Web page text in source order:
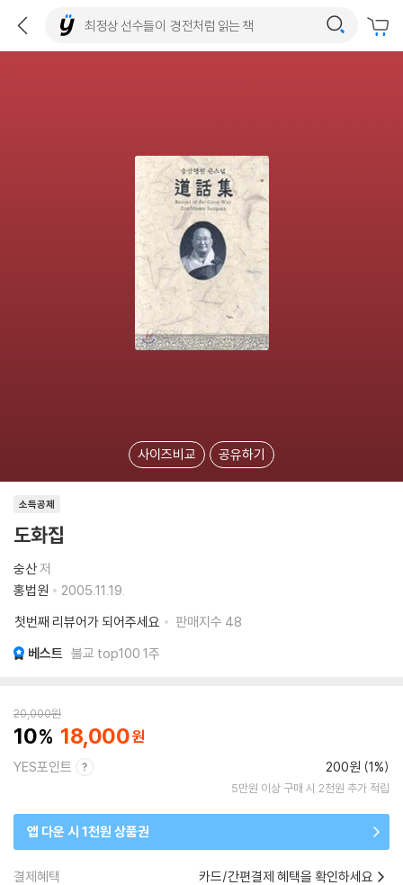
사이즈비교 공유하기
소득공제
도화집
숭산저
홍법원
2005.11.19.
첫번째 리뷰어가 되어주세요
판매지수 48
베스트 불교 top100 1주
20,000원
10 18,000
YES포인트 200원 (1%)
5만원 이상 구매 시 2천원 추가 적립
앱 다운 시 1천원 상품권
결제혜택 카드/간편결제 혜택을 확인하세요